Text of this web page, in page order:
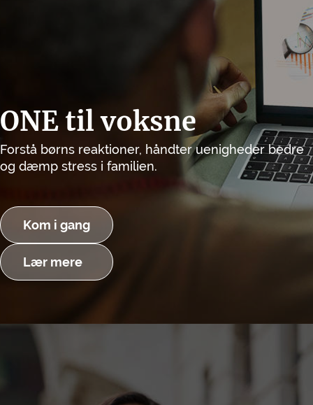
ONE til voksne
Forstå børns reaktioner, håndter uenigheder bedre
og dæmp stress i familien.
Kom i gang
Lær mere